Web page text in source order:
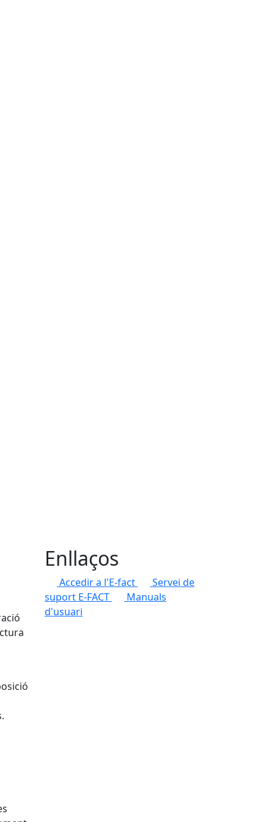
Enllaços
Accedir a l'E-fact
Servei de
suport E-FACT
Manuals
d'usuari